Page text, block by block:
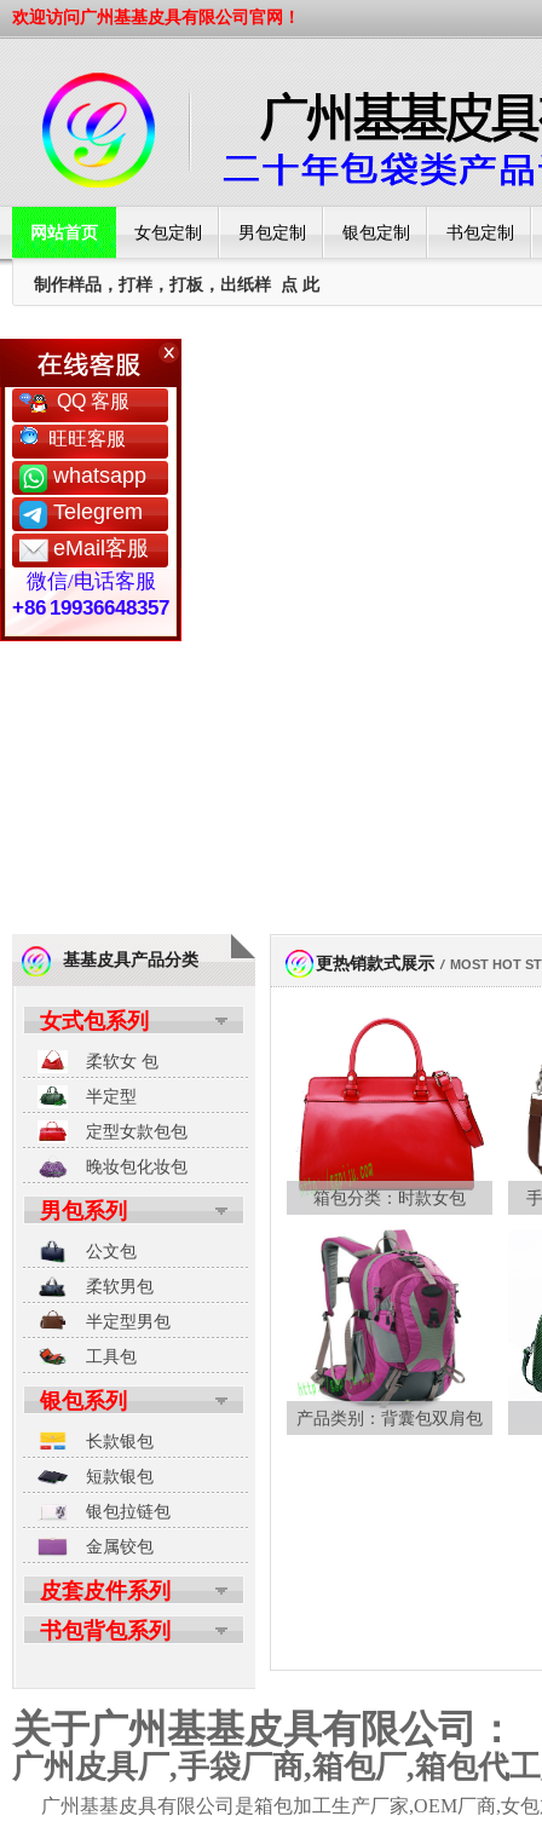
欢迎访问广州基基皮具有限公司官网！
网站首页 女包定制 男包定制 银包定制 书包定制
工厂简介
制作样品，打样，打板，出纸样 点 此
基基皮具产品分类
女式包系列
柔软女 包
半定型
定型女款包包
晚妆包化妆包
男包系列
公文包
柔软男包
半定型男包
工具包
银包系列
长款银包
短款银包
银包拉链包
金属铰包
皮套皮件系列
书包背包系列
更热销款式展示 / MOST HOT
箱包分类：时款女包
产品类别：背囊包双肩包
关于广州基基皮具有限公司：
广州皮具厂,手袋厂商,箱包厂,箱包代
广州基基皮具有限公司是箱包加工生产厂家,OEM厂商,女
QQ 客服
旺旺客服
whatsapp
Telegrem
eMail客服
微信/电话客服
+86 19936648357